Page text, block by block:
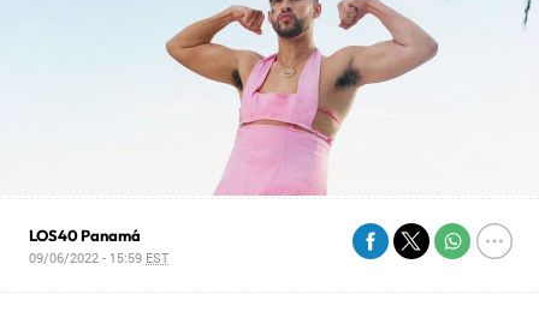
LOS40 Panamá
09/06/2022 - 15:59 EST